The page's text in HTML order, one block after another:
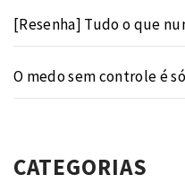
[Resenha] Tudo o que
O medo sem controle é
CATEGORIAS